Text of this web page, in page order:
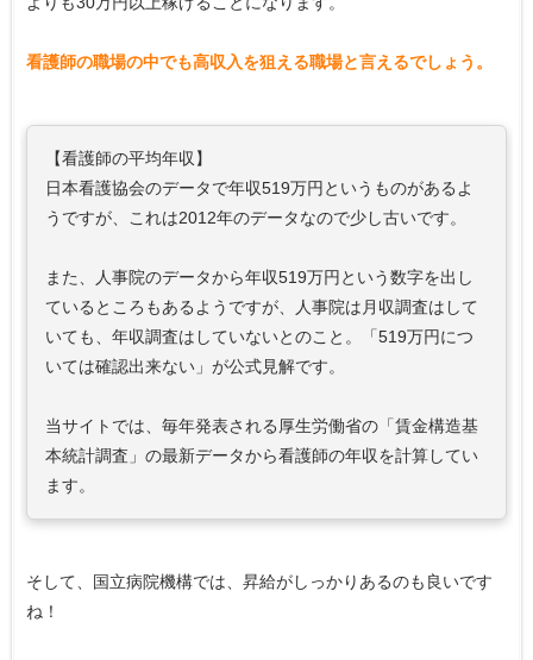
看護師の職場の中でも高収入を狙える職場と言えるでしょう。
【看護師の平均年収】
日本看護協会のデータで年収519万円というものがあるよ
うですが、これは2012年のデータなので少し古いです。
また、人事院のデータから年収519万円という数字を出し
ているところもあるようですが、人事院は月収調査はして
いても、年収調査はしていないとのこと。「519万円につ
いては確認出来ない」が公式見解です。
当サイトでは、毎年発表される厚生労働省の「賃金構造基
本統計調査」の最新データから看護師の年収を計算してい
ます。
そして、国立病院機構では、昇給がしっかりあるのも良いです
ね！